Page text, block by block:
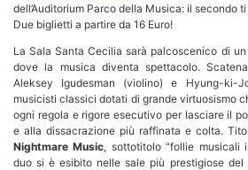
dell’Auditorium Parco della Musica: il secondo
Due biglietti a partire da 16 Euro!
La Sala Santa Cecilia sarà palcoscenico di
dove la musica diventa spettacolo.
Aleksey Igudesman (violino) e Hyung-ki-
musicisti classici dotati di grande virtuosismo
ogni regola e rigore esecutivo per lasciare il
e alla dissacrazione più raffinata e colta.
Nightmare Music, sottotitolo “follie musicali
duo si è esibito nelle sale più prestigiose del